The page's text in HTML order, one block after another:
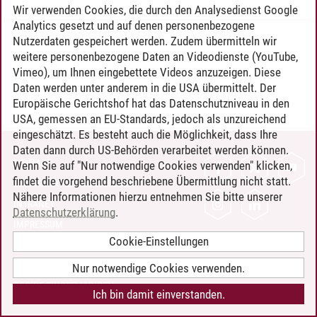
Timo Leder/30.06.2024
KONTAKT
LEUPHANA ALS ARBEITGEBER
INTRANET
BARRIEREFREIHEIT
COOKIE-EINSTELLUNGEN
Wir verwenden Cookies, die durch den Analysedienst Google
Analytics gesetzt und auf denen personenbezogene
Nutzerdaten gespeichert werden. Zudem übermitteln wir
weitere personenbezogene Daten an Videodienste (YouTube,
Vimeo), um Ihnen eingebettete Videos anzuzeigen. Diese
Daten werden unter anderem in die USA übermittelt. Der
Europäische Gerichtshof hat das Datenschutzniveau in den
USA, gemessen an EU-Standards, jedoch als unzureichend
eingeschätzt. Es besteht auch die Möglichkeit, dass Ihre
Daten dann durch US-Behörden verarbeitet werden können.
Wenn Sie auf "Nur notwendige Cookies verwenden" klicken,
findet die vorgehend beschriebene Übermittlung nicht statt.
Nähere Informationen hierzu entnehmen Sie bitte unserer
Datenschutzerklärung.
Cookie-Einstellungen
Nur notwendige Cookies verwenden.
Ich bin damit einverstanden.